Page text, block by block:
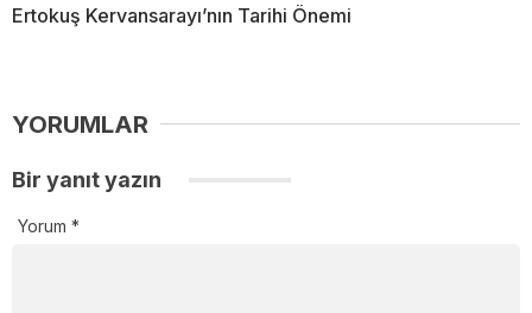
Ertokuş Kervansarayı’nın Tarihi Önemi
YORUMLAR
Bir yanıt yazın
Yorum *